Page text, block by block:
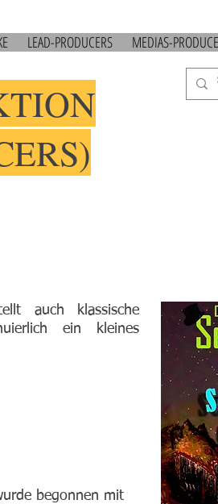
LEAD-PRODUCERS MEDIAS-
auch klassische
ein kleines
begonnen mit